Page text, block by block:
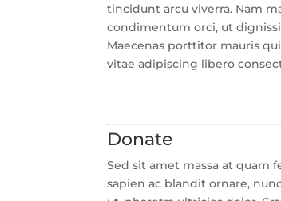
tincidunt arcu viverra. Nam
condimentum orci, ut
Maecenas porttitor mauris
vitae adipiscing libero
Donate
Sed sit amet massa at quam
sapien ac blandit ornare,